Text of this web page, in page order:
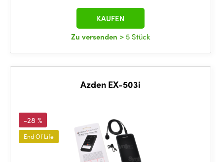
Zu versenden > 5 Stück
KAUFEN
Azden EX-503i
-28 %
End Of Life